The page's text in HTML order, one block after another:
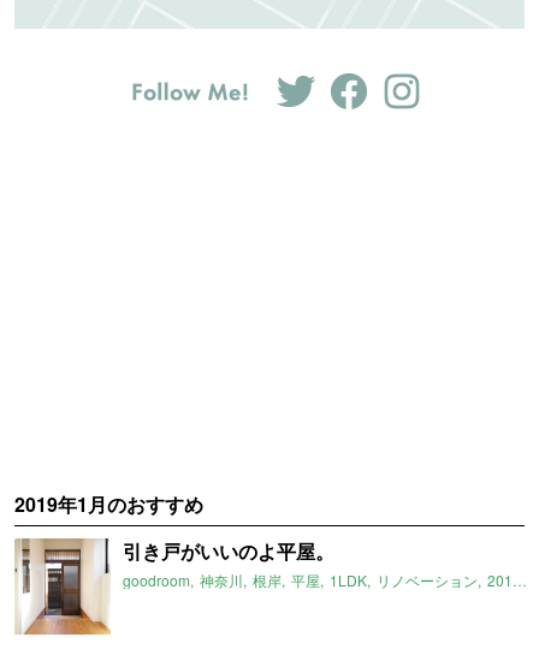
2019年1月のおすすめ
引き戸がいいのよ平屋。
goodroom 神奈川 根岸 平屋 1LDK リノベーション 2019年1月のおすすめ